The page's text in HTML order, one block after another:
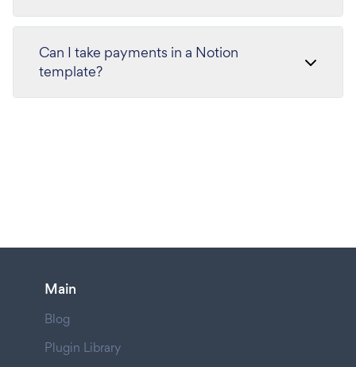
Can I take payments in a Notion
template?
Main
Blog
Plugin Library